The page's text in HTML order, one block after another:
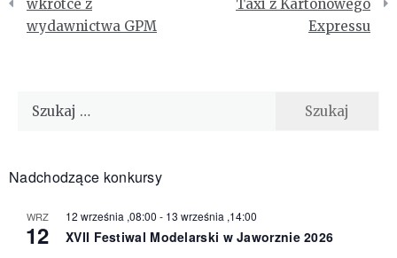
wkrótce z
wydawnictwa GPM
Taxi z Kartonowego
Expressu
Szukaj:
Nadchodzące konkursy
WRZ
12
12 września ,08:00 - 13 września ,14:00
XVII Festiwal Modelarski w Jaworznie 2026